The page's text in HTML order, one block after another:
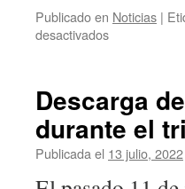
Publicado en Noticias |
desactivadosen
La
expulsión
de
los
Descarga
durante el
Publicada el 13 julio, 2022